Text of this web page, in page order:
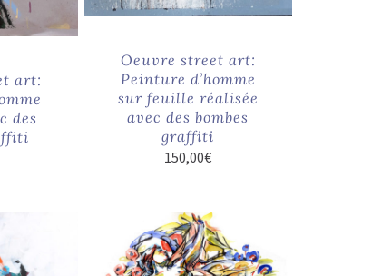
art:
des
Oeuvre street art:
Peinture d’homme
sur feuille réalisée
avec des bombes
graffiti
150,00€